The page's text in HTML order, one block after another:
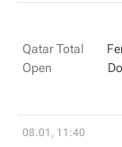
Qatar Total
Open
08.01, 11:40